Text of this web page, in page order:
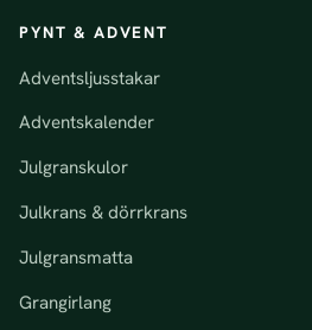
PYNT & ADVENT
Adventsljusstakar
Adventskalender
Julgranskulor
Julkrans & dörrkrans
Julgransmatta
Grangirlang